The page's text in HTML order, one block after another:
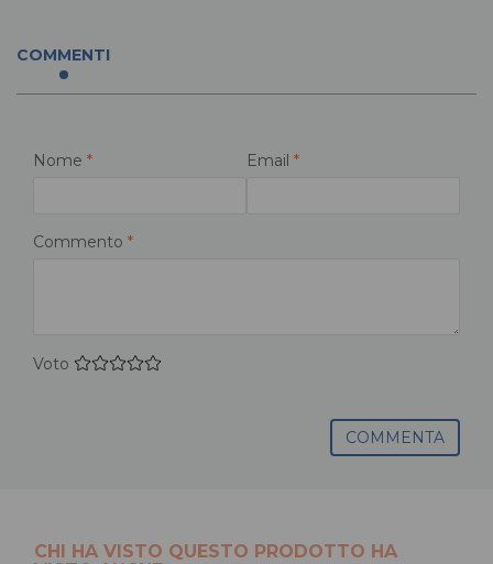
COMMENTI
Nome * Email *
Commento *
Voto
COMMENTA
CHI HA VISTO QUESTO PRODOTTO HA